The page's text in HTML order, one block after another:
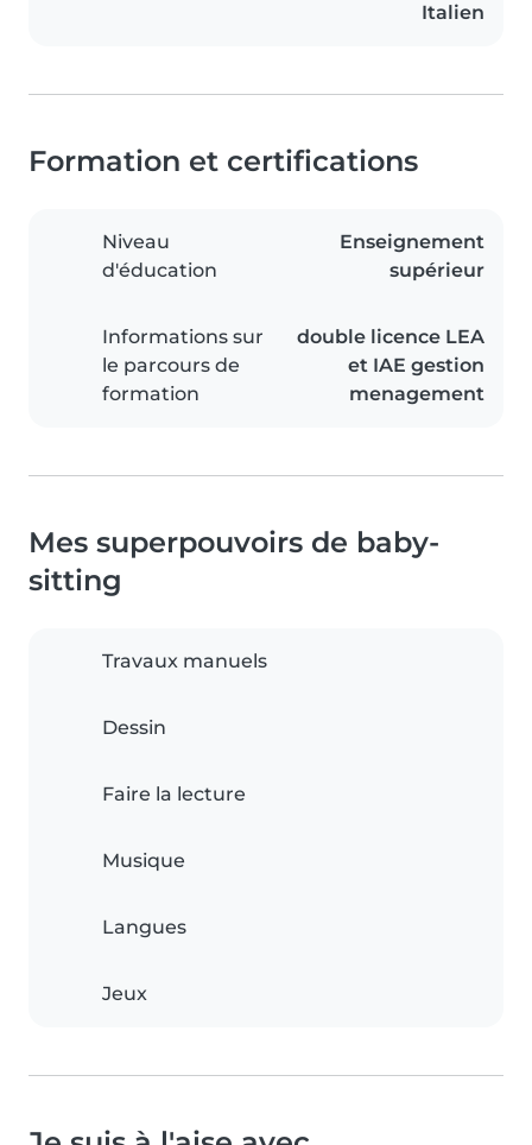
Italien
Formation et certifications
Niveau
d'éducation
Enseignement
supérieur
Informations sur
le parcours de
formation
double licence LEA
et IAE gestion
menagement
Mes superpouvoirs de baby-
sitting
Travaux manuels
Dessin
Faire la lecture
Musique
Langues
Jeux